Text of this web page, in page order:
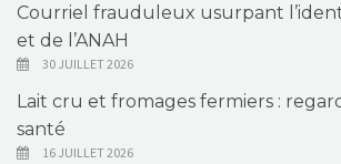
Courriel frauduleux usurpant
et de l’ANAH
30 JUILLET 2026
Lait cru et fromages fermiers :
santé
16 JUILLET 2026